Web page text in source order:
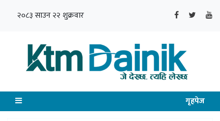
२०८३ साउन २२ शुक्रवार
गृहपेज